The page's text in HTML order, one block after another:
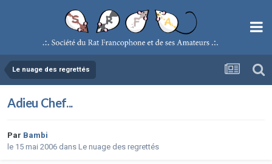
Le nuage des regrettés
Adieu Chef...
Par Bambi
le 15 mai 2006 dans Le nuage des regrettés